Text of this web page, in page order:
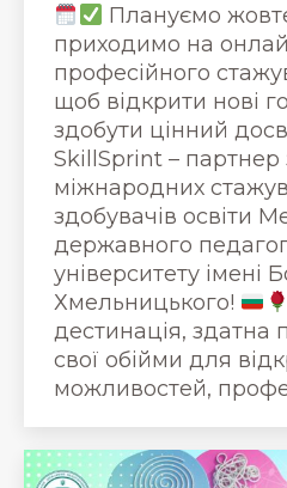
Плануємо
приходимо на
професійного
щоб відкрити нові
здобути цінний
SkillSprint – партнер
міжнародних
здобувачів освіти
державного
університету імені
Хмельницького!
дестинація, здатна
свої обійми для
можливостей,